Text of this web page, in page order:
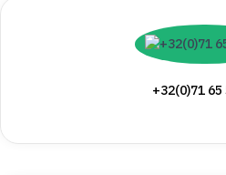
+32(0)71 65